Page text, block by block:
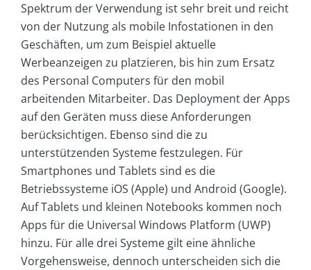
Spektrum der Verwendung ist sehr breit und reicht
von der Nutzung als mobile Infostationen in den
Geschäften, um zum Beispiel aktuelle
Werbeanzeigen zu platzieren, bis hin zum Ersatz
des Personal Computers für den mobil
arbeitenden Mitarbeiter. Das Deployment der Apps
auf den Geräten muss diese Anforderungen
berücksichtigen. Ebenso sind die zu
unterstützenden Systeme festzulegen. Für
Smartphones und Tablets sind es die
Betriebssysteme iOS (Apple) und Android (Google).
Auf Tablets und kleinen Notebooks kommen noch
Apps für die Universal Windows Platform (UWP)
hinzu. Für alle drei Systeme gilt eine ähnliche
Vorgehensweise, dennoch unterscheiden sich die